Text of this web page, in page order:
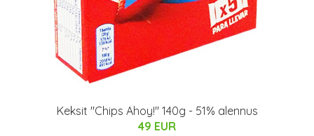
Keksit "Chips Ahoy!" 140g - 51% alennus
49 EUR